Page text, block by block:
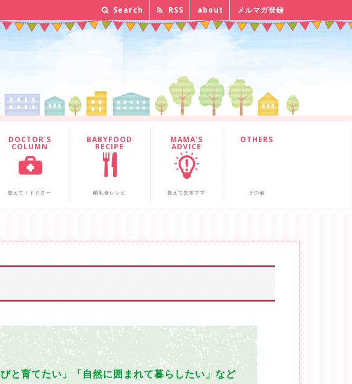
Search RSS about メルマガ登録
DOCTOR'S
COLUMN
教えて！ドクター
BABYFOOD
RECIPE
離乳食レシピ
MAMA'S
ADVICE
教えて先輩ママ
OTHERS
その他
びと育てたい」「自然に囲まれて暮らしたい」など